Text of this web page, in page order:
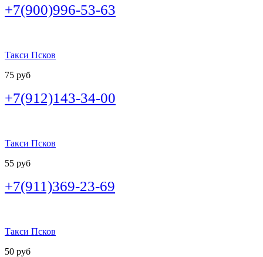
+7(900)996-53-63
Такси Псков
75 руб
+7(912)143-34-00
Такси Псков
55 руб
+7(911)369-23-69
Такси Псков
50 руб